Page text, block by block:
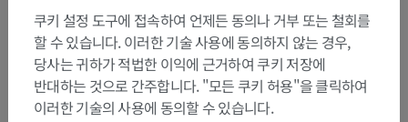
쿠키 설정 도구에 접속하여 언제든 동의나 거부 또는 철회를
할 수 있습니다. 이러한 기술 사용에 동의하지 않는 경우,
당사는 귀하가 적법한 이익에 근거하여 쿠키 저장에
반대하는 것으로 간주합니다. "모든 쿠키 허용"을 클릭하여
이러한 기술의 사용에 동의할 수 있습니다.